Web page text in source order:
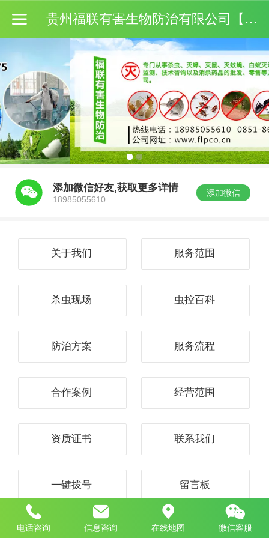
贵州福联有害生物防治有限公司【官网】
添加微信好友,获取更多详情
18985055610
添加微信
关于我们 服务范围
杀虫现场 虫控百科
防治方案 服务流程
合作案例 经营范围
资质证书 联系我们
一键拨号 留言板
关于我们
电话咨询 信息咨询 在线地图 微信客服